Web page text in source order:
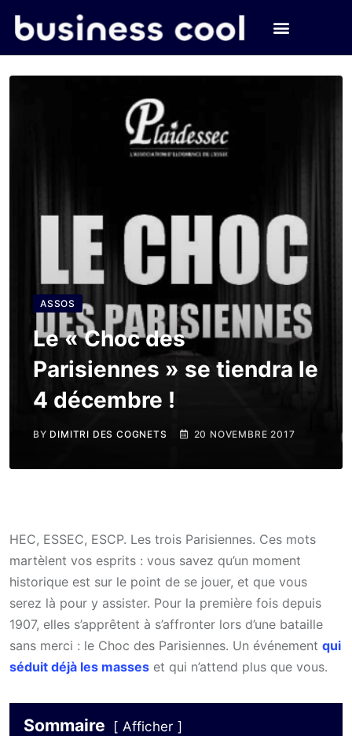
ASSOS
Le « Choc des
Parisiennes » se tiendra le
4 décembre !
BY DIMITRI DES COGNETS 20 NOVEMBRE 2017
HEC, ESSEC, ESCP. Les trois Parisiennes. Ces mots
martèlent vos esprits : vous savez qu’un moment
historique est sur le point de se jouer, et que vous
serez là pour y assister. Pour la première fois depuis
1907, elles s’apprêtent à s’affronter lors d’une bataille
sans merci : le Choc des Parisiennes. Un événement qui
séduit déjà les masses et qui n’attend plus que vous.
Sommaire Afficher